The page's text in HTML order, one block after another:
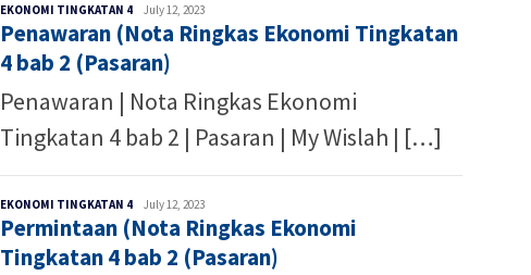
EKONOMI TINGKATAN 4Ibnu
Hafiz
July 12, 2023
Penawaran (Nota Ringkas Ekonomi Tingkatan
4 bab 2 (Pasaran)
Penawaran | Nota Ringkas Ekonomi
Tingkatan 4 bab 2 | Pasaran | My Wislah | […]
EKONOMI TINGKATAN 4Ibnu
Hafiz
July 12, 2023
Permintaan (Nota Ringkas Ekonomi
Tingkatan 4 bab 2 (Pasaran)